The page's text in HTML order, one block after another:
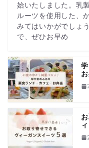
始いたしました。乳
ルーツを使用した、
みてはいかがでしょ
で、ぜひお早め